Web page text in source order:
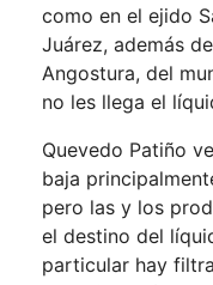
como en el ejido
Juárez, además
Angostura, del
no les llega el
Quevedo Patiño
baja
pero las y los
el destino del
particular hay